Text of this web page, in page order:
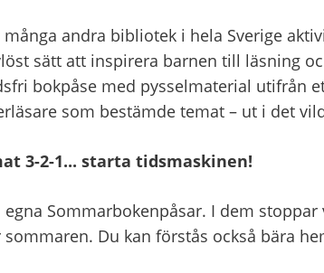
andra bibliotek i hela Sverige
sätt att inspirera barnen till läsning
bokpåse med pysselmaterial utifrån
som bestämde temat – ut i det
3-2-1... starta tidsmaskinen!
Sommarbokenpåsar. I dem stoppar
Du kan förstås också bära